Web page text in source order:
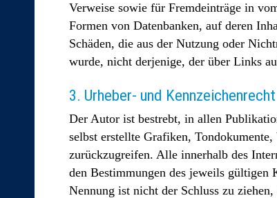
Verweise sowie für Fremdeinträge in
Formen von Datenbanken, auf deren
Schäden, die aus der Nutzung oder
wurde, nicht derjenige, der über Links
3. Urheber- und Kennzeichenrecht
Der Autor ist bestrebt, in allen
selbst erstellte Grafiken,
zurückzugreifen. Alle innerhalb des
den Bestimmungen des jeweils gültigen
Nennung ist nicht der Schluss zu